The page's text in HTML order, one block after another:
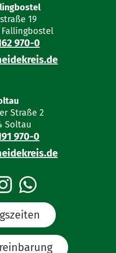
19
Fallingbostel
970-0
Straße 2
Soltau
970-0